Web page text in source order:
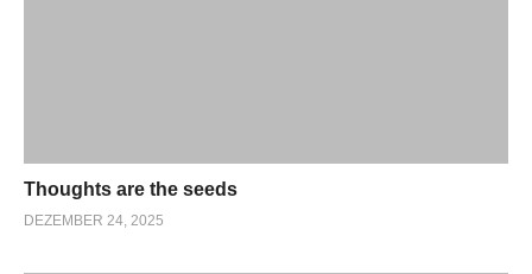
Thoughts are the seeds
DEZEMBER 24, 2025